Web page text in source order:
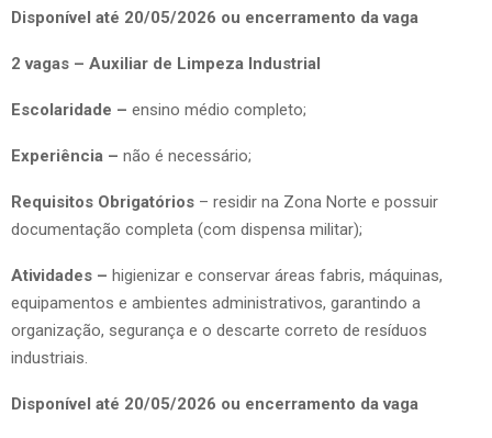
Disponível até 20/05/2026 ou encerramento da vaga
2 vagas – Auxiliar de Limpeza Industrial
Escolaridade – ensino médio completo;
Experiência – não é necessário;
Requisitos Obrigatórios – residir na Zona Norte e possuir
documentação completa (com dispensa militar);
Atividades – higienizar e conservar áreas fabris, máquinas,
equipamentos e ambientes administrativos, garantindo a
organização, segurança e o descarte correto de resíduos
industriais.
Disponível até 20/05/2026 ou encerramento da vaga